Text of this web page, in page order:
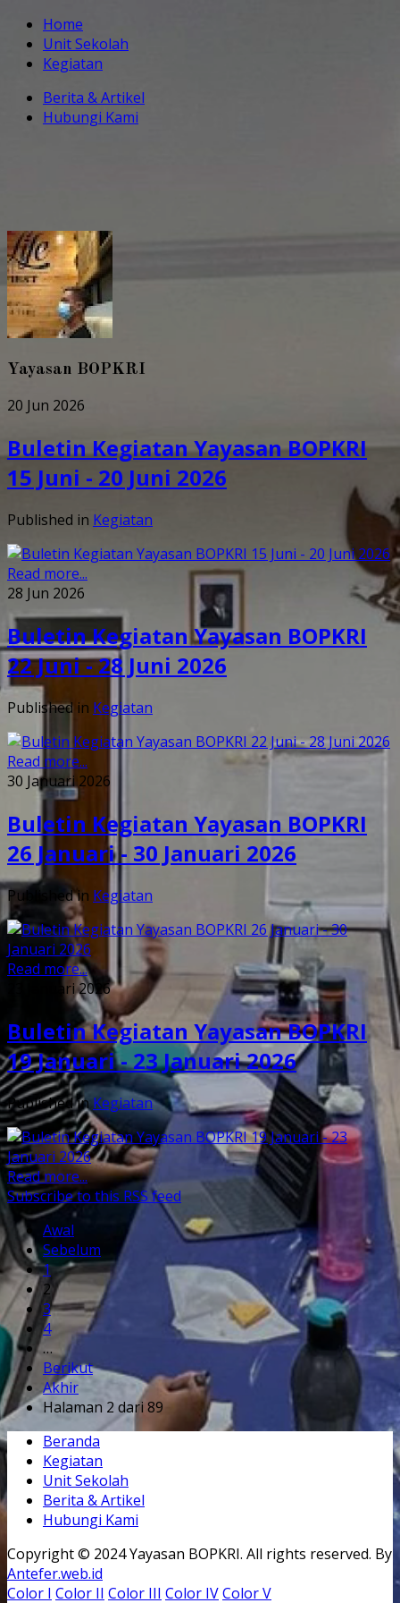
Home
Unit Sekolah
Kegiatan
Berita & Artikel
Hubungi Kami
Yayasan BOPKRI
20 Jun 2026
Buletin Kegiatan Yayasan BOPKRI
15 Juni - 20 Juni 2026
Published in Kegiatan
Read more...
28 Jun 2026
Buletin Kegiatan Yayasan BOPKRI
22 Juni - 28 Juni 2026
Published in Kegiatan
Read more...
30 Januari 2026
Buletin Kegiatan Yayasan BOPKRI
26 Januari - 30 Januari 2026
Published in Kegiatan
Read more...
23 Januari 2026
Buletin Kegiatan Yayasan BOPKRI
19 Januari - 23 Januari 2026
Published in Kegiatan
Read more...
Subscribe to this RSS feed
Awal
Sebelum
1
2
3
4
…
Berikut
Akhir
Halaman 2 dari 89
Beranda
Kegiatan
Unit Sekolah
Berita & Artikel
Hubungi Kami
Copyright © 2024 Yayasan BOPKRI. All rights reserved. By
Antefer.web.id
Color I Color II Color III Color IVColor V